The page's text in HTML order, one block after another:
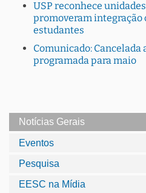
USP reconhece
promoveram integração
estudantes
Comunicado:
programada para maio
Notícias Gerais
Eventos
Pesquisa
EESC na Mídia